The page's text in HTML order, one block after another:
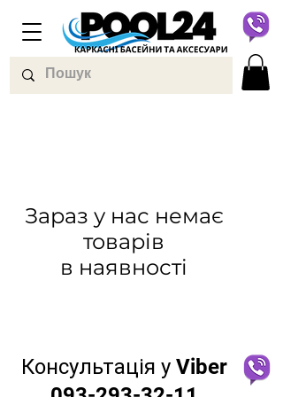
Зараз у нас немає
товарів
в наявності
Консультація у Viber